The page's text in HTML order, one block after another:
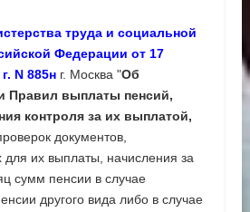
труда и социальной
Федерации от 17
N 885нг. Москва "Об
Правил выплаты пенсий,
контроля за их выплатой,
документов,
их выплаты, начисления за
сумм пенсии в случае
другого вида либо в случае